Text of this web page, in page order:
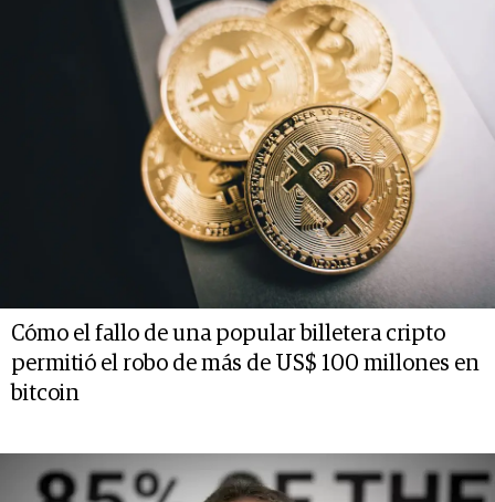
Cómo el fallo de una popular billetera cripto
permitió el robo de más de US$ 100 millones en
bitcoin